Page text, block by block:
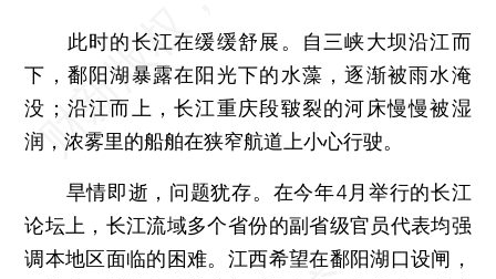
此时的长江在缓缓舒展。自三峡大坝沿江而
下，鄱阳湖暴露在阳光下的水藻，逐渐被雨水淹
没；沿江而上，长江重庆段皲裂的河床慢慢被湿
润，浓雾里的船舶在狭窄航道上小心行驶。
旱情即逝，问题犹存。在今年4月举行的长江
论坛上，长江流域多个省份的副省级官员代表均强
调本地区面临的困难。江西希望在鄱阳湖口设闸，